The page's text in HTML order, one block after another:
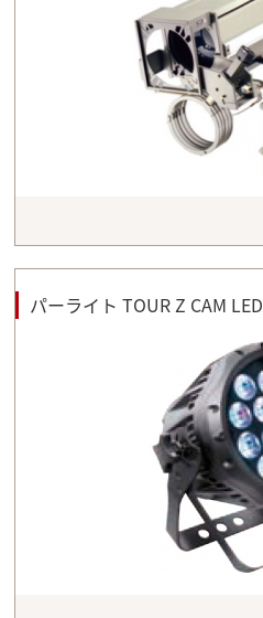
パーライト TOUR Z CAM LED